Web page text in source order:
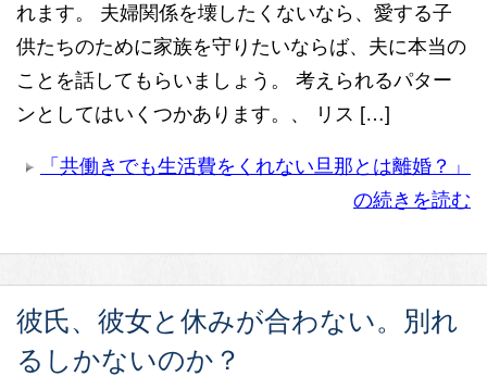
れます。 夫婦関係を壊したくないなら、愛する子
供たちのために家族を守りたいならば、夫に本当の
ことを話してもらいましょう。 考えられるパター
ンとしてはいくつかあります。、 リス […]
「共働きでも生活費をくれない旦那とは離婚？」
の続きを読む
彼氏、彼女と休みが合わない。別れ
るしかないのか？